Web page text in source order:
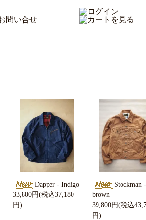
Dapper - Indigo
33,800円(税込37,180
円)
Stockman -
brown
39,800円(税込
円)